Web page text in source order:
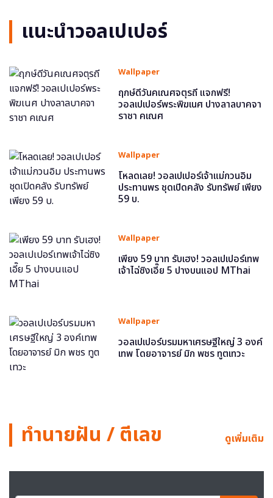
แนะนำวอลเปเปอร์
Wallpaper
ฤกษ์ดีวันคเณศจตุรถี แจกฟรี!
วอลเปเปอร์พระพิฆเนศ ปางลาลบาคจา
ราชา คเณศ
Wallpaper
โหลดเลย! วอลเปเปอร์เจ้าแม่กวนอิม
ประทานพร ชุดเปิดคลัง รับทรัพย์ เพียง
59 บ.
Wallpaper
เพียง 59 บาท รับเฮง! วอลเปเปอร์เทพ
เจ้าไฉ่ซิงเอี๊ย 5 ปางบนแอป MThai
Wallpaper
วอลเปเปอร์บรมมหาเศรษฐีใหญ่ 3 องค์
เทพ โดยอาจารย์ มิก พชร ทูตเทวะ
ทำนายฝัน / ตีเลข ดูเพิ่มเติม